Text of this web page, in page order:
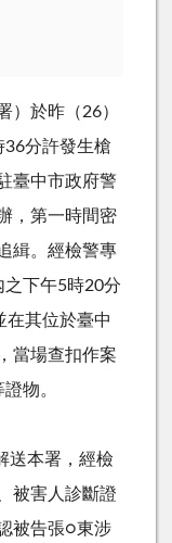
）於昨（26）
36分許發生槍
臺中市政府警
，第一時間密
緝。經檢警專
之下午5時20分
在其位於臺中
當場查扣作案
物。
送本署，經檢
被害人診斷證
被告張○東涉